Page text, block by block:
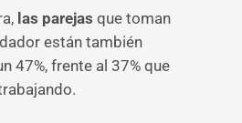
las parejas que toman
están también
47%, frente al 37% que